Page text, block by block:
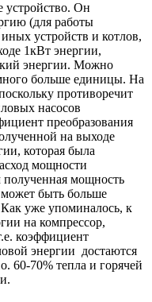
устройство. Он
(для работы
устройств и котлов,
1кВт энергии,
энергии. Можно
больше единицы. На
противоречит
насосов
преобразования
на выходе
которая была
мощности
полученная мощность
может быть больше
уже упоминалось, к
на компрессор,
коэффициент
энергии достаются
60-70% тепла и горячей